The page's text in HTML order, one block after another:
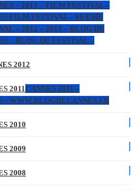
– 2013 – FILM FESTIVAL –
FILM FESTIVAL – 66 EME
– 2012 – 2013 – BLOG DE
– BLOG DU FESTIVAL –
2012
2011CANNES 2011 –
WWW.BLOGDECANNES.FR
2010
2009
2008